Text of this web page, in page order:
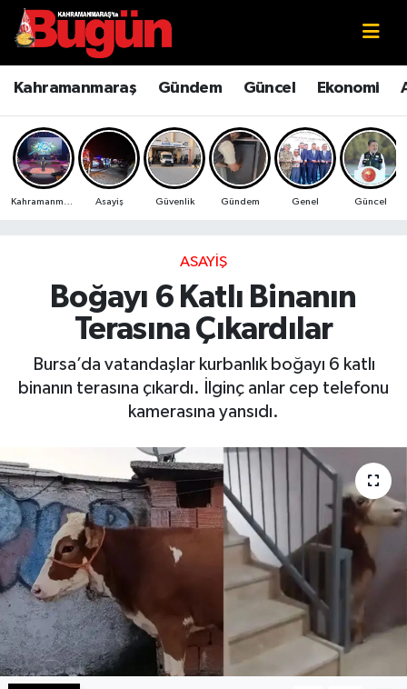
Kahramanmaraş Gündem Güncel Ekonomi
Asayiş Güvenlik Gündem Genel Güncel
ASAYIŞ
Boğayı 6 Katlı Binanın
Terasına Çıkardılar
Bursa’da vatandaşlar kurbanlık boğayı 6 katlı
binanın terasına çıkardı. İlginç anlar cep telefonu
kamerasına yansıdı.
Kahramanmaraş
Kahramanmaraş Sokak Röportajları
Bilim ve Teknoloji
Çevre
Ekonomi
Güncel
Kültür Sanat
Magazin
Manşet Altı
Manşetler
Resmi İlan
Kahramanmaraş Nöbetçi Eczaneler
Kahramanmaraş Hava Durumu
Kahramanmaraş Namaz Vakitleri
Kahramanmaraş Trafik Yoğunluk Haritası
Süper Lig Puan Durumu ve Fikstür
Tüm Manşetler
Haber Arşivi